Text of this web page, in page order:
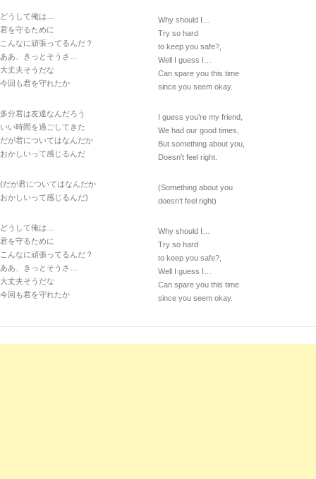
どうして俺は…
君を守るために
こんなに頑張ってるんだ？
ああ、きっとそうさ…
大丈夫そうだな
今回も君を守れたか
多分君は友達なんだろう
いい時間を過ごしてきた
だが君についてはなんだか
おかしいって感じるんだ
(だが君についてはなんだか
おかしいって感じるんだ)
どうして俺は…
君を守るために
こんなに頑張ってるんだ？
ああ、きっとそうさ…
大丈夫そうだな
今回も君を守れたか
Why should I…
Try so hard
to keep you safe?,
Well I guess I…
Can spare you this time
since you seem okay.
I guess you’re my friend,
We had our good times,
But something about you,
Doesn’t feel right.
(Something about you
doesn’t feel right)
Why should I…
Try so hard
to keep you safe?,
Well I guess I…
Can spare you this time
since you seem okay.